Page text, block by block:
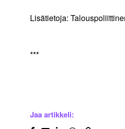
Lisätietoja:
***
Jaa artikkeli: